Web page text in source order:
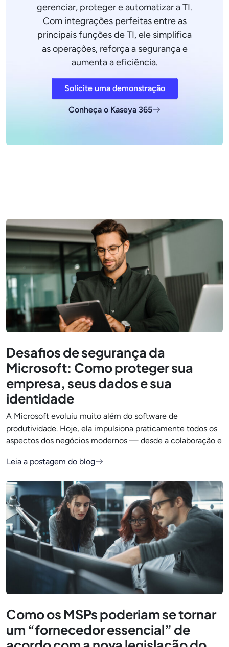
gerenciar, proteger e automatizar a TI.
Com integrações perfeitas entre as
principais funções de TI, ele simplifica
as operações, reforça a segurança e
aumenta a eficiência.
Solicite uma demonstração
Conheça o Kaseya 365
Desafios de segurança da
Microsoft: Como proteger sua
empresa, seus dados e sua
identidade
A Microsoft evoluiu muito além do software de
produtividade. Hoje, ela impulsiona praticamente todos os
aspectos dos negócios modernos — desde a colaboração e
Leia a postagem do blog
Como os MSPs poderiam se tornar
um “fornecedor essencial” de